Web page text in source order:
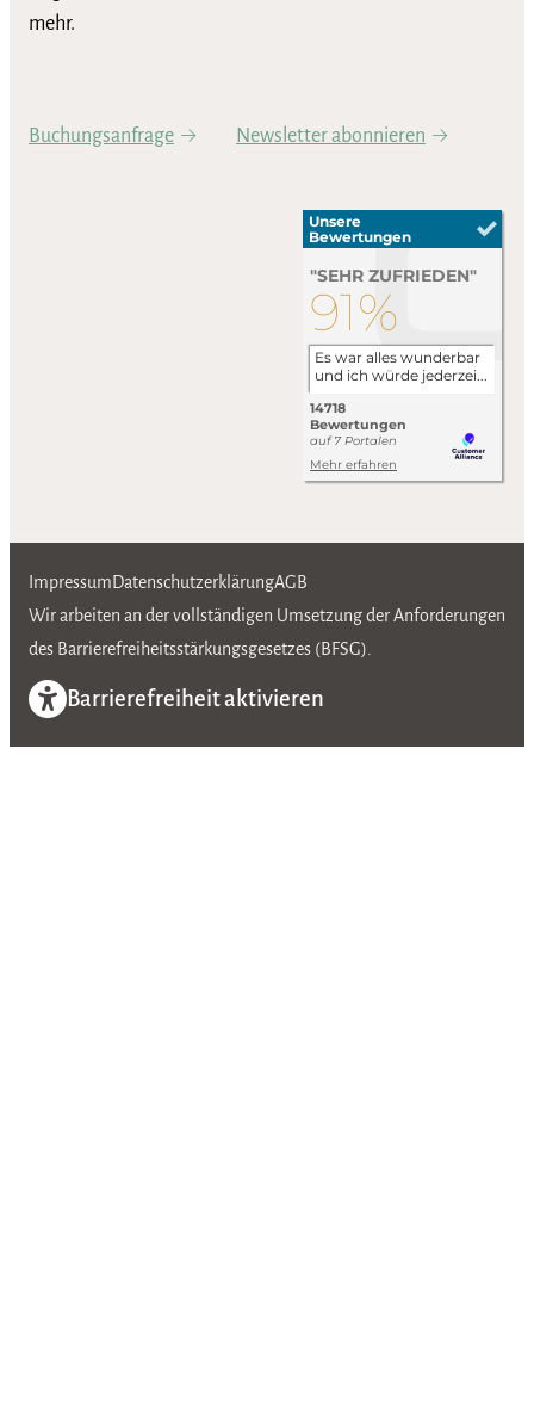
mehr.
Buchungsanfrage Newsletter abonnieren
ImpressumDatenschutzerklärungAGB
Wir arbeiten an der vollständigen Umsetzung der Anforderungen
des Barrierefreiheitsstärkungsgesetzes (BFSG).
Barrierefreiheit aktivieren